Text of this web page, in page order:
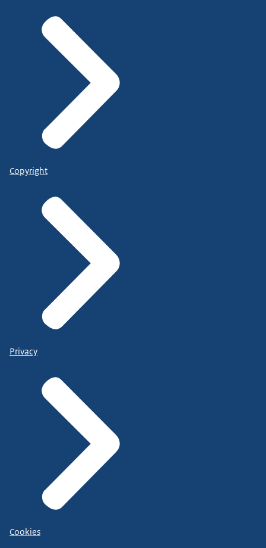
Copyright
Privacy
Cookies